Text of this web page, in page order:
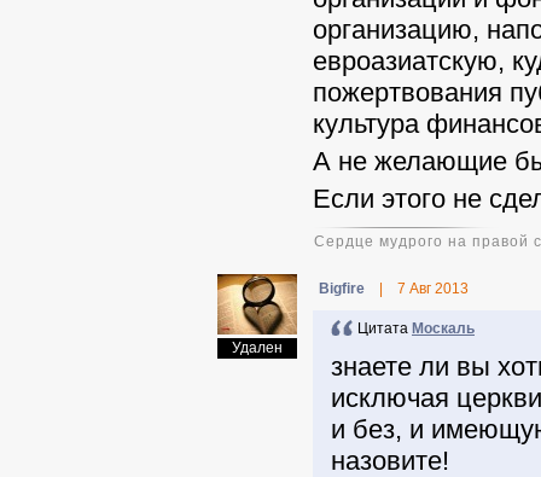
организацию,
евроазиатскую,
пожертвования
культура
А не желающие
Если этого не
Сердце мудрого на правой
Удален
Віgfire 7 Авг 2013
Цитата Москаль
знаете ли вы
исключая
и без, и
назовите!